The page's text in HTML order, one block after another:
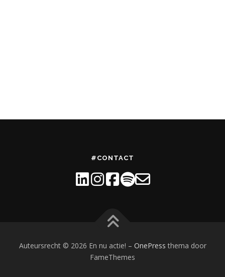
#CONTACT
Auteursrecht © 2026 En nu actie! – OnePress thema door
FameThemes